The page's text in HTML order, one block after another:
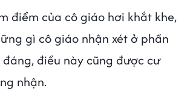
điểm của cô giáo hơi khắt khe,
gì cô giáo nhận xét ở phần
điều này cũng được cư
nhận.